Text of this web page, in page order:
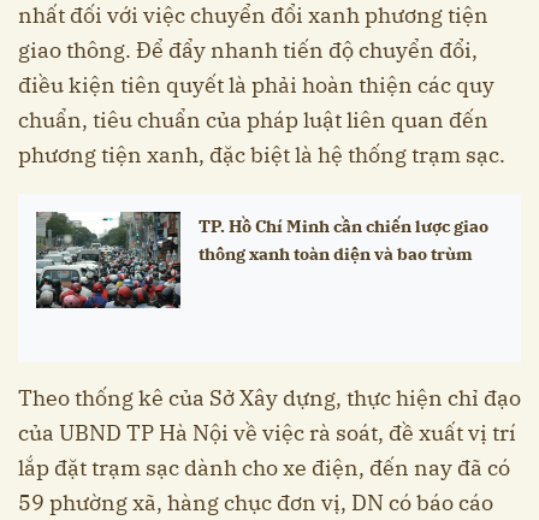
nhất đối với việc chuyển đổi xanh phương tiện
giao thông. Để đẩy nhanh tiến độ chuyển đổi,
điều kiện tiên quyết là phải hoàn thiện các quy
chuẩn, tiêu chuẩn của pháp luật liên quan đến
phương tiện xanh, đặc biệt là hệ thống trạm sạc.
TP. Hồ Chí Minh cần chiến lược giao
thông xanh toàn diện và bao trùm
Theo thống kê của Sở Xây dựng, thực hiện chỉ đạo
của UBND TP Hà Nội về việc rà soát, đề xuất vị trí
lắp đặt trạm sạc dành cho xe điện, đến nay đã có
59 phường xã, hàng chục đơn vị, DN có báo cáo